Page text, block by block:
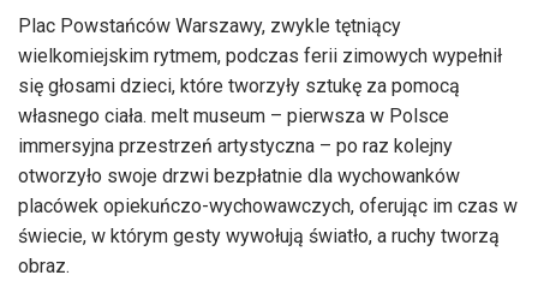
Plac Powstańców Warszawy, zwykle tętniący
wielkomiejskim rytmem, podczas ferii zimowych wypełnił
się głosami dzieci, które tworzyły sztukę za pomocą
własnego ciała. melt museum – pierwsza w Polsce
immersyjna przestrzeń artystyczna – po raz kolejny
otworzyło swoje drzwi bezpłatnie dla wychowanków
placówek opiekuńczo-wychowawczych, oferując im czas w
świecie, w którym gesty wywołują światło, a ruchy tworzą
obraz.